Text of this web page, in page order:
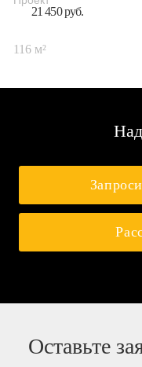
21 450 руб.
116 м²
Оставьте